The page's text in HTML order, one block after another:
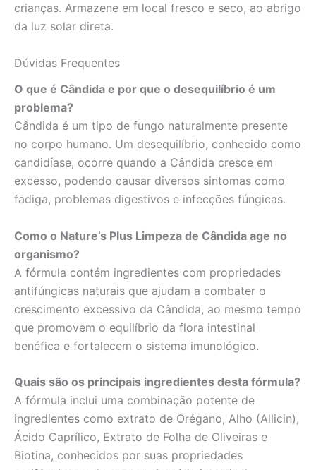
crianças. Armazene em local fresco e seco, ao abrigo
da luz solar direta.
Dúvidas Frequentes
O que é Cândida e por que o desequilíbrio é um
problema?
Cândida é um tipo de fungo naturalmente presente
no corpo humano. Um desequilíbrio, conhecido como
candidíase, ocorre quando a Cândida cresce em
excesso, podendo causar diversos sintomas como
fadiga, problemas digestivos e infecções fúngicas.
Como o Nature’s Plus Limpeza de Cândida age no
organismo?
A fórmula contém ingredientes com propriedades
antifúngicas naturais que ajudam a combater o
crescimento excessivo da Cândida, ao mesmo tempo
que promovem o equilíbrio da flora intestinal
benéfica e fortalecem o sistema imunológico.
Quais são os principais ingredientes desta fórmula?
A fórmula inclui uma combinação potente de
ingredientes como extrato de Orégano, Alho (Allicin),
Ácido Caprílico, Extrato de Folha de Oliveiras e
Biotina, conhecidos por suas propriedades